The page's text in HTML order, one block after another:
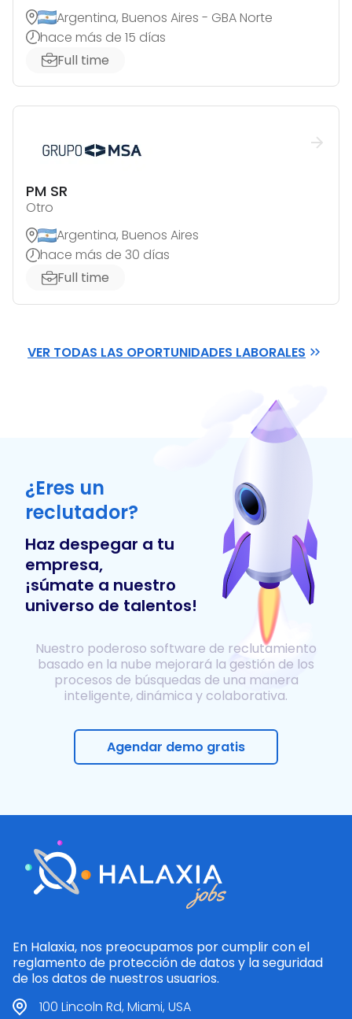
Argentina, Buenos Aires - GBA Norte
hace más de 15 días
Full time
PM SR
Otro
Argentina, Buenos Aires
hace más de 30 días
Full time
VER TODAS LAS OPORTUNIDADES LABORALES
¿Eres un
reclutador?
Haz despegar a tu
empresa,
¡súmate a nuestro
universo de talentos!
Nuestro poderoso software de reclutamiento
basado en la nube mejorará la gestión de los
procesos de búsquedas de una manera
inteligente, dinámica y colaborativa.
Agendar demo gratis
En Halaxia, nos preocupamos por cumplir con el
reglamento de protección de datos y la seguridad
de los datos de nuestros usuarios.
100 Lincoln Rd, Miami, USA